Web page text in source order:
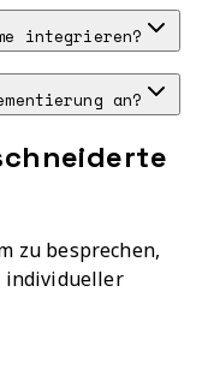
integrieren?
an?
zu besprechen,
individueller